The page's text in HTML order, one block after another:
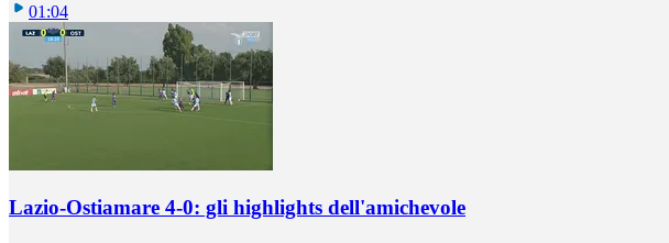
01:04
Lazio-Ostiamare 4-0: gli highlights dell'amichevole